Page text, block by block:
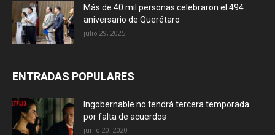
Más de 40 mil personas celebraron el 494
aniversario de Querétaro
julio 29, 2025
ENTRADAS POPULARES
Ingobernable no tendrá tercera temporada
por falta de acuerdos
junio 20, 2020